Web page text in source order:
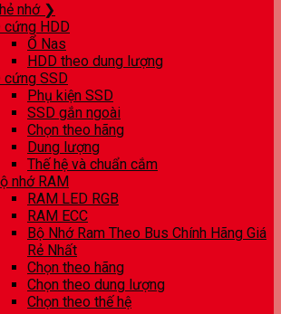
nhớ ❯
cứng HDD
Ổ Nas
HDD theo dung lượng
cứng SSD
Phụ kiện SSD
SSD gắn ngoài
Chọn theo hãng
Dung lượng
Thế hệ và chuẩn cắm
nhớ RAM
RAM LED RGB
RAM ECC
Bộ Nhớ Ram Theo Bus Chính Hãng Giá
Rẻ Nhất
Chọn theo hãng
Chọn theo dung lượng
Chọn theo thế hệ